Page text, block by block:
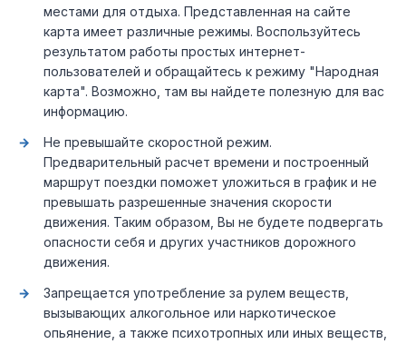
местами для отдыха. Представленная на сайте
карта имеет различные режимы. Воспользуйтесь
результатом работы простых интернет-
пользователей и обращайтесь к режиму "Народная
карта". Возможно, там вы найдете полезную для вас
информацию.
Не превышайте скоростной режим.
Предварительный расчет времени и построенный
маршрут поездки поможет уложиться в график и не
превышать разрешенные значения скорости
движения. Таким образом, Вы не будете подвергать
опасности себя и других участников дорожного
движения.
Запрещается употребление за рулем веществ,
вызывающих алкогольное или наркотическое
опьянение, а также психотропных или иных веществ,